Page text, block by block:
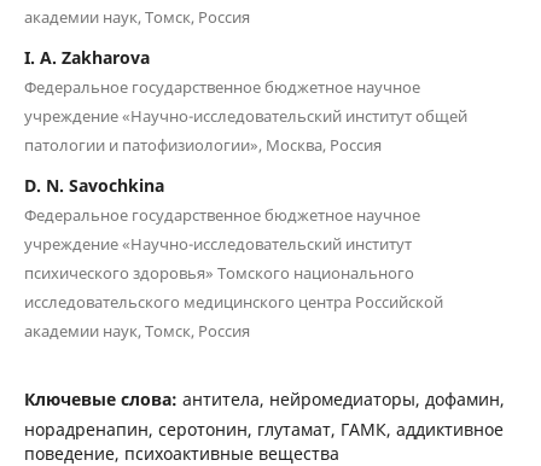
академии наук, Томск, Россия
I. A. Zakharova
Федеральное государственное бюджетное научное
учреждение «Научно-исследовательский институт общей
патологии и патофизиологии», Москва, Россия
D. N. Savochkina
Федеральное государственное бюджетное научное
учреждение «Научно-исследовательский институт
психического здоровья» Томского национального
исследовательского медицинского центра Российской
академии наук, Томск, Россия
Ключевые слова: антитела, нейромедиаторы, дофамин,
норадренапин, серотонин, глутамат, ГАМК, аддиктивное
поведение, психоактивные вещества